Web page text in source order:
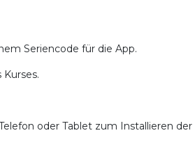
Seriencode für die App.
oder Tablet zum Installieren der